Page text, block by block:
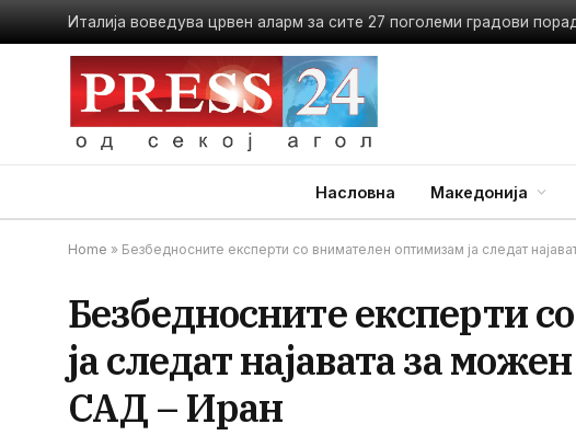
Насловна Македонија
Home » Безбедносните експерти со внимателен оптимизам ја следат
Безбедносните експерти
ја следат најавата за
САД – Иран